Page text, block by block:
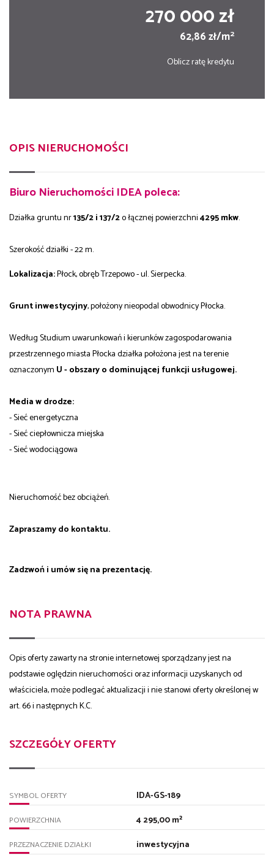
270 000 zł
62,86 zł/m2
Oblicz ratę kredytu
OPIS NIERUCHOMOŚCI
Biuro Nieruchomości IDEA poleca:
Działka gruntu nr135/2 i 137/2o łącznej powierzchni4295 mkw.
Szerokość działki - 22 m.
Lokalizacja:Płock, obręb Trzepowo - ul. Sierpecka.
Grunt inwestycyjny, położony nieopodal obwodnicy Płocka.
Według Studium uwarunkowań i kierunków zagospodarowania
przestrzennego miasta Płocka działka położona jest na terenie
oznaczonym U - obszary o dominującej funkcji usługowej.
Media w drodze:
- Sieć energetyczna
- Sieć ciepłownicza miejska
- Sieć wodociągowa
Nieruchomość bez obciążeń.
Zapraszamy do kontaktu.
Zadzwoń i umów się na prezentację.
NOTA PRAWNA
Opis oferty zawarty na stronie internetowej sporządzany jest na
podstawie oględzin nieruchomości oraz informacji uzyskanych od
właściciela, może podlegać aktualizacji i nie stanowi oferty określonej w
art. 66 i następnych K.C.
SZCZEGÓŁY OFERTY
SYMBOL OFERTY IDA-GS-189
POWIERZCHNIA 4 295,00 m²
PRZEZNACZENIE DZIAŁKI inwestycyjna